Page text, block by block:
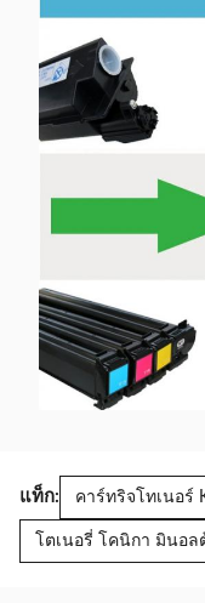
แท็ก: คาร์ทริจโทเนอร์
โตเนอรี่ โคนิกา มินอล